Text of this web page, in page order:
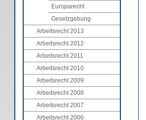
Europarecht
Gesetzgebung
Arbeitsrecht 2013
Arbeitsrecht 2012
Arbeitsrecht 2011
Arbeitsrecht 2010
Arbeitsrecht 2009
Arbeitsrecht 2008
Arbeitsrecht 2007
Arbeitsrecht 2006